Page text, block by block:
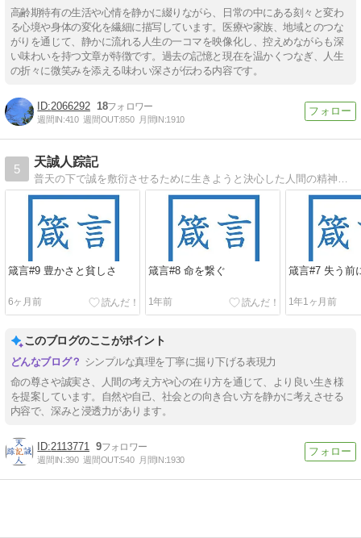
高齢期特有の生活や心情を静かに綴りながら、日常の中にある刻々と変わ
る心境や身体の変化を繊細に描写しています。医療や家族、地域とのつな
がりを通じて、静かに流れる人生の一コマを映像化し、控えめながらも深
い味わいを持つ文章が特徴です。過去の記憶と現在を温かくつなぎ、人生
の折々に微笑みを添える味わい深さが伝わる内容です。
2066292 18
週間IN:410 週間OUT:850 月間IN:1910
5
天誠人踪記
箴言#9 豊かさと貧しさ
6ヶ月前
箴言#8 命を繋ぐ
1年前
箴言#7 失う前
1年1ヶ月前
このブログのここがポイント
シンプルな真理を丁寧に掘り下げる表現力
命の尊さや誠実さ、人間の考え方や心の在り方を通じて、より良い生き様
を提案しています。自然や自己、社会との向き合い方を静かに考えさせる
内容で、深みと浸透力があります。
2113771 9
週間IN:390 週間OUT:540 月間IN:1930